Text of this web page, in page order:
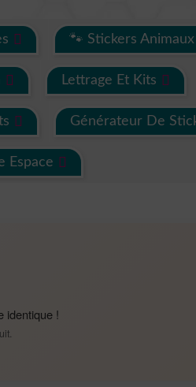
🐾 Stickers Animaux
Lettrage Et Kits
Générateur De
Espace
identique !